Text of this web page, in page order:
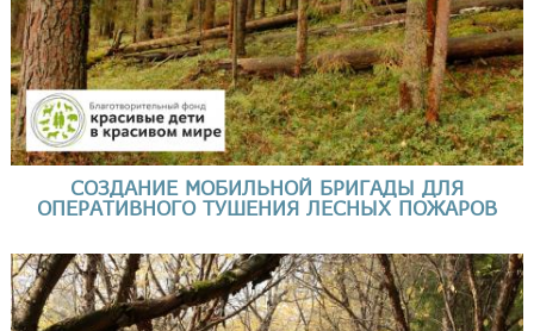
СОЗДАНИЕ МОБИЛЬНОЙ БРИГАДЫ ДЛЯ
ОПЕРАТИВНОГО ТУШЕНИЯ ЛЕСНЫХ ПОЖАРОВ